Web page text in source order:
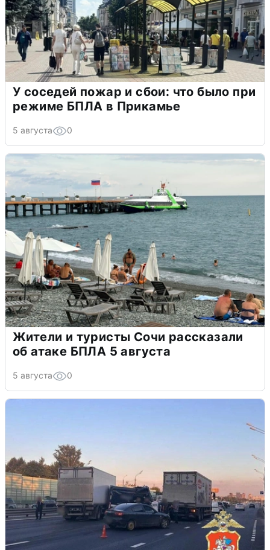
У соседей пожар и сбои: что было при
режиме БПЛА в Прикамье
5 августа 0
Жители и туристы Сочи рассказали
об атаке БПЛА 5 августа
5 августа 0